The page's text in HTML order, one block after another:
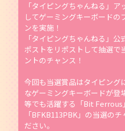
「タイピングちゃんねる」
してゲーミングキーボードの
ンを実施！
「タイピングちゃんねる」
ポストをリポストして抽選で
ントのチャンス！
今回も当選賞品はタイピング
なゲーミングキーボードが登
等でも活躍する「Bit Ferrous
「BFKB113PBK」の当選の
ださい。